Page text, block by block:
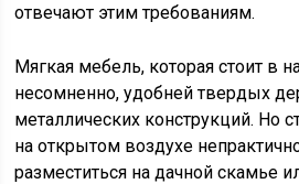
отвечают этим требованиям.
Мягкая мебель, которая стоит в
несомненно, удобней твердых
металлических конструкций. Но
на открытом воздухе
разместиться на дачной скамье